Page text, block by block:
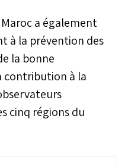
a également
à la prévention des
la bonne
contribution à la
cinq régions du